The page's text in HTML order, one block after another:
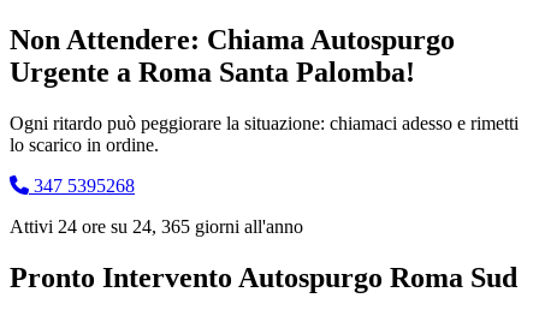
Non Attendere: Chiama Autospurgo
Urgente a Roma Santa Palomba!
Ogni ritardo può peggiorare la situazione: chiamaci adesso e rimetti
lo scarico in ordine.
347 5395268
Attivi 24 ore su 24, 365 giorni all'anno
Pronto Intervento Autospurgo Roma Sud